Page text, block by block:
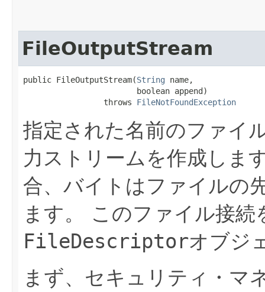
FileOutputStream
public FileOutputStream​(String name,
                        boolean append)
                 throws
FileNotFoundException
指定された名前のファイ
力ストリームを作成しま
合、バイトはファイルの
ます。
このファイル接続
FileDescriptorオブジ
まず、セキュリティ・マ